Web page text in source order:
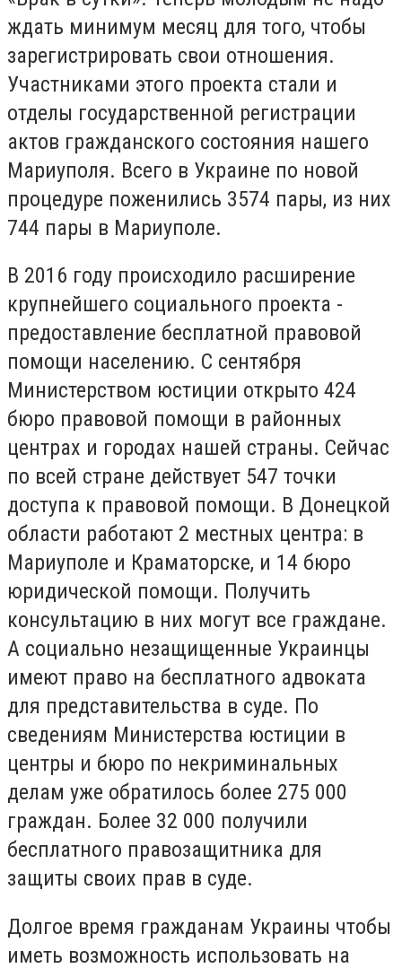
ждать минимум месяц для того, чтобы
зарегистрировать свои отношения.
Участниками этого проекта стали и
отделы государственной регистрации
актов гражданского состояния нашего
Мариуполя. Всего в Украине по новой
процедуре поженились 3574 пары, из них
744 пары в Мариуполе.
В 2016 году происходило расширение
крупнейшего социального проекта -
предоставление бесплатной правовой
помощи населению. С сентября
Министерством юстиции открыто 424
бюро правовой помощи в районных
центрах и городах нашей страны. Сейчас
по всей стране действует 547 точки
доступа к правовой помощи. В Донецкой
области работают 2 местных центра: в
Мариуполе и Краматорске, и 14 бюро
юридической помощи. Получить
консультацию в них могут все граждане.
А социально незащищенные Украинцы
имеют право на бесплатного адвоката
для представительства в суде. По
сведениям Министерства юстиции в
центры и бюро по некриминальных
делам уже обратилось более 275 000
граждан. Более 32 000 получили
бесплатного правозащитника для
защиты своих прав в суде.
Долгое время гражданам Украины чтобы
иметь возможность использовать на